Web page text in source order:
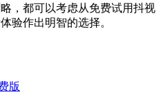
，都可以考虑从免费试用抖视
验作出明智的选择。
版